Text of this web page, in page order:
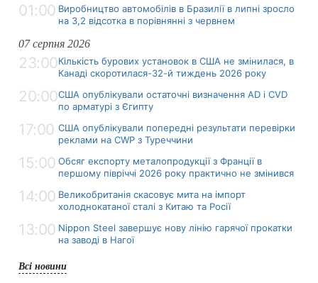
01:00 Виробництво автомобілів в Бразилії в липні зросло
на 3,2 відсотка в порівнянні з червнем
07 серпня 2026
23:00Кількість бурових установок в США не змінилася, в
Канаді скоротилася-32-й тиждень 2026 року
20:00США опублікували остаточні визначення AD і CVD
по арматурі з Єгипту
17:00 США опублікували попередні результати перевірки
реклами на CWP з Туреччини
15:00 Обсяг експорту металопродукції з Франції в
першому півріччі 2026 року практично не змінився
14:00 Великобританія скасовує мита на імпорт
холоднокатаної сталі з Китаю та Росії
13:00 Nippon Steel завершує нову лінію гарячої прокатки
на заводі в Нагої
Всі новини